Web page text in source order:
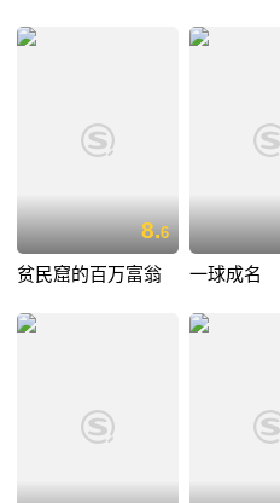
8.6
贫民窟的百万富翁 一球成名